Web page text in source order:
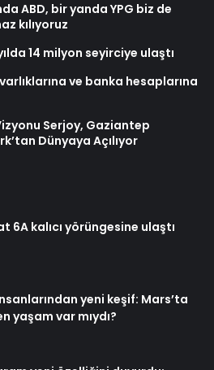
ABD, bir yanda YPG biz de
kılıyoruz
14 milyon seyirciye ulaştı
ve banka hesaplarına
Serjoy, Gaziantep
Dünyaya Açılıyor
6A kalıcı yörüngesine ulaştı
yeni keşif: Mars’ta
yaşam var mıydı?